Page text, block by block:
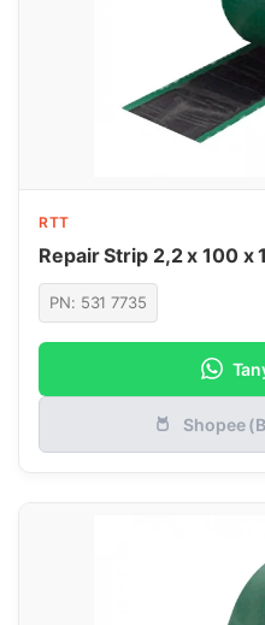
RTT
Repair Strip 2,2 x 100 x
PN: 531 7735
Shopee